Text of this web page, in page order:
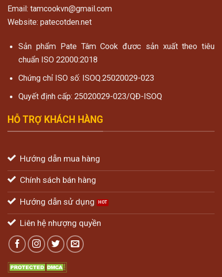
Email: tamcookvn@gmail.com
Website: patecotden.net
Sản phẩm Pate Tâm Cook đươc sản xuất theo tiêu
chuẩn ISO 22000:2018
Chứng chỉ ISO số: ISOQ.25020029-023
Quyết định cấp: 25020029-023/QĐ-ISOQ
HỖ TRỢ KHÁCH HÀNG
Hướng dẫn mua hàng
Chính sách bán hàng
Hướng dẫn sử dụng
Liên hệ nhượng quyền